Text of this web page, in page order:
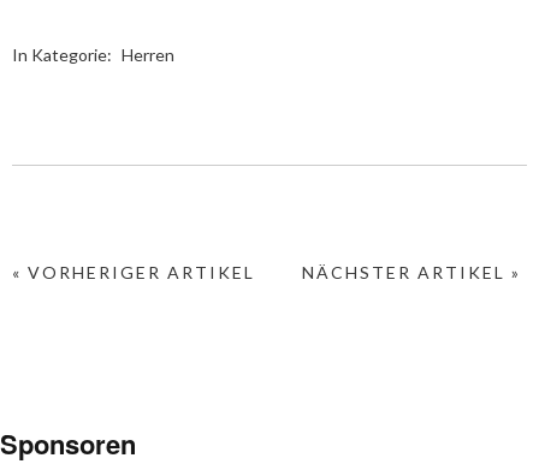
In Kategorie: Herren
NÄCHSTER ARTIKEL »
« VORHERIGER ARTIKEL
Sponsoren